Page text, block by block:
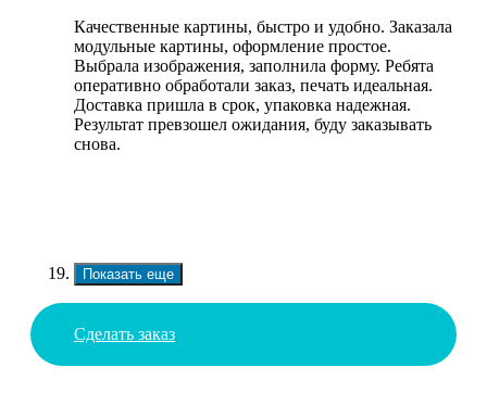
Качественные картины, быстро и удобно. Заказала
модульные картины, оформление простое.
Выбрала изображения, заполнила форму. Ребята
оперативно обработали заказ, печать идеальная.
Доставка пришла в срок, упаковка надежная.
Результат превзошел ожидания, буду заказывать
снова.
Показать еще
Сделать заказ